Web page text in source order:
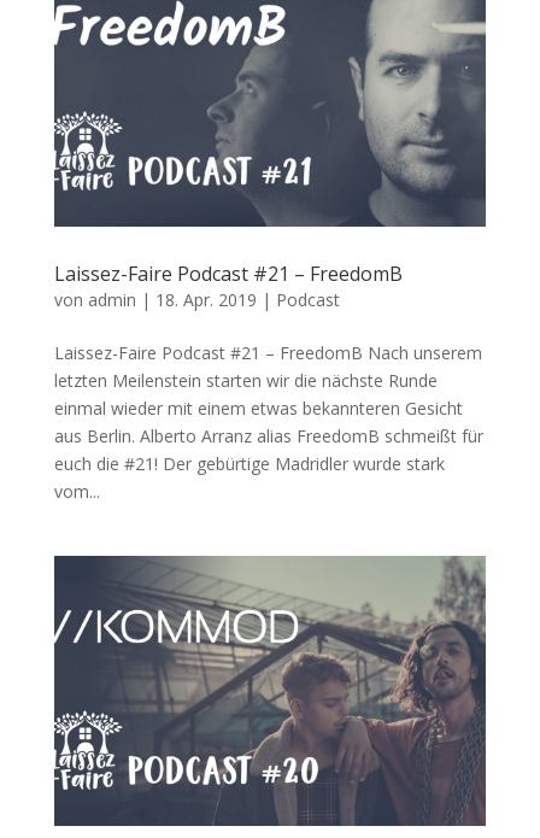
Laissez-Faire Podcast #21 – FreedomB
von admin | 18. Apr. 2019 | Podcast
Laissez-Faire Podcast #21 – FreedomB Nach unserem
letzten Meilenstein starten wir die nächste Runde
einmal wieder mit einem etwas bekannteren Gesicht
aus Berlin. Alberto Arranz alias FreedomB schmeißt für
euch die #21! Der gebürtige Madridler wurde stark
vom...